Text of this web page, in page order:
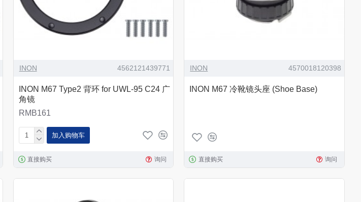
INON 4562121439771
INON M67 Type2 背环 for UWL-95 C24 广
角镜
RMB161
加入购物车
直接购买 询问
INON 4570018120398
INON M67 冷靴镜头座 (Shoe Base)
直接购买 询问